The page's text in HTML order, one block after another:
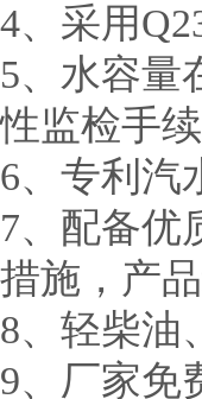
4、采用
5、水容量
性监检手
6、专利汽
7、配备优
措施，产
8、轻柴油
9、厂家免